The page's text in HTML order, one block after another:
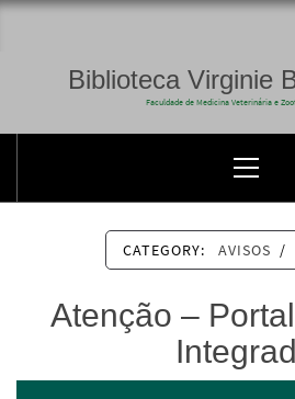
Biblioteca Virginie
Faculdade de Medicina Veterinária e
CATEGORY: AVISOS /
Atenção –